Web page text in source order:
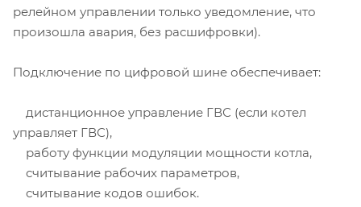
релейном управлении только уведомление, что
произошла авария, без расшифровки).
Подключение по цифровой шине обеспечивает:
дистанционное управление ГВС (если котел
управляет ГВС),
работу функции модуляции мощности котла,
считывание рабочих параметров,
считывание кодов ошибок.